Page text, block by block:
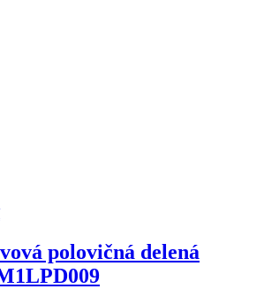
polovičná delená